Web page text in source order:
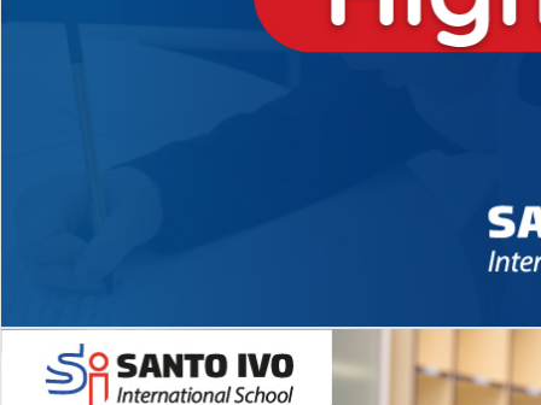
Novidades 2026 High School